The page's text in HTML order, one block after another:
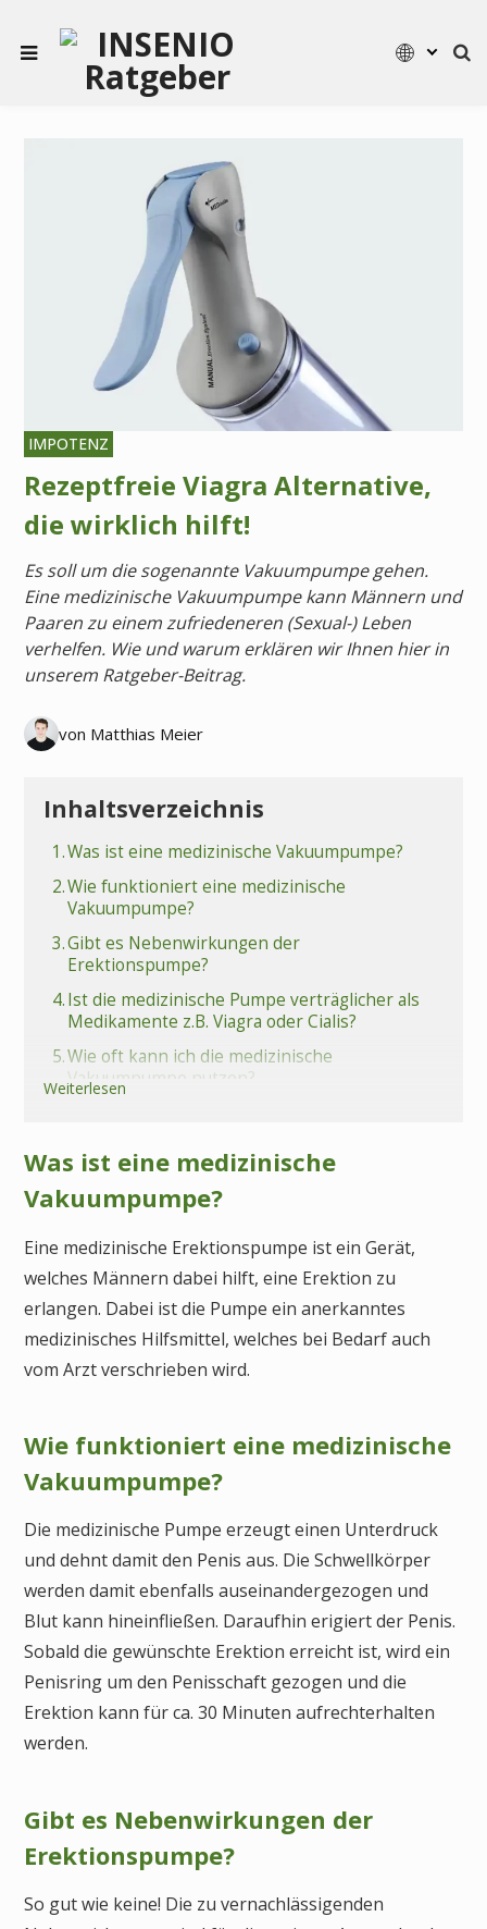
IMPOTENZ
Rezeptfreie Viagra Alternative,
die wirklich hilft!
Es soll um die sogenannte Vakuumpumpe gehen.
Eine medizinische Vakuumpumpe kann Männern und
Paaren zu einem zufriedeneren (Sexual-) Leben
verhelfen. Wie und warum erklären wir Ihnen hier in
unserem Ratgeber-Beitrag.
von Matthias Meier
Was ist eine medizinische
Vakuumpumpe?
Eine medizinische Erektionspumpe ist ein Gerät,
welches Männern dabei hilft, eine Erektion zu
erlangen. Dabei ist die Pumpe ein anerkanntes
medizinisches Hilfsmittel, welches bei Bedarf auch
vom Arzt verschrieben wird.
Wie funktioniert eine medizinische
Vakuumpumpe?
Die medizinische Pumpe erzeugt einen Unterdruck
und dehnt damit den Penis aus. Die Schwellkörper
werden damit ebenfalls auseinandergezogen und
Blut kann hineinfließen. Daraufhin erigiert der Penis.
Sobald die gewünschte Erektion erreicht ist, wird ein
Penisring um den Penisschaft gezogen und die
Erektion kann für ca. 30 Minuten aufrechterhalten
werden.
Gibt es Nebenwirkungen der
Erektionspumpe?
So gut wie keine! Die zu vernachlässigenden
Inhaltsverzeichnis
1.Was ist eine medizinische Vakuumpumpe?
2.Wie funktioniert eine medizinische
Vakuumpumpe?
3.Gibt es Nebenwirkungen der
Erektionspumpe?
4.Ist die medizinische Pumpe verträglicher als
Medikamente z.B. Viagra oder Cialis?
5.Wie oft kann ich die medizinische
Vakuumpumpe nutzen?
Wie fühlt sich die Erektion an?
Ist eine Ejakulation möglich?
10.Wann gilt man eigentlich als impotent?
11. Ein Beispiel für einen typischen
Erfahrungsbericht über Impotenz und Viagra
Alternativen
12.Fazit medizinische Vakuumpumpe als
Vakuumpumpe
Weiterlesen